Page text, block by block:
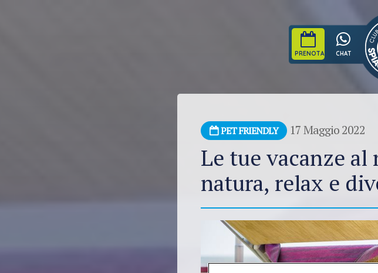
PRENOTA CHAT
PET FRIENDLY 17 Maggio 2022
Le tue vacanze
natura, relax e